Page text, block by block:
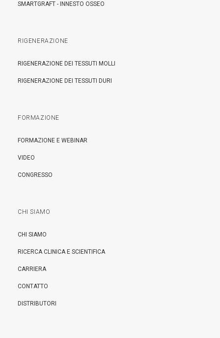
SMARTGRAFT - INNESTO OSSEO
RIGENERAZIONE
RIGENERAZIONE DEI TESSUTI MOLLI
RIGENERAZIONE DEI TESSUTI DURI
FORMAZIONE
FORMAZIONE E WEBINAR
VIDEO
CONGRESSO
CHI SIAMO
CHI SIAMO
RICERCA CLINICA E SCIENTIFICA
CARRIERA
CONTATTO
DISTRIBUTORI